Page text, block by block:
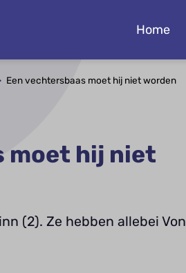
Home
Een vechtersbaas moet hij niet worden
moet hij niet
(2). Ze hebben allebei Von